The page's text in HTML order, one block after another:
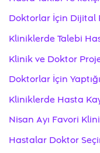
Doktorlar İçin Dijital
Kliniklerde Talebi
Klinik ve Doktor
Doktorlar İçin
Kliniklerde Hasta
Nisan Ayı Favori
Hastalar Doktor